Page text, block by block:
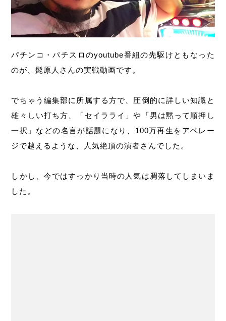
パチンコ・パチスロのyoutube番組の先駆けともなった
のが、髭原人さんの実戦動画です。
でちゃう編集部に所属する方で、圧倒的に詳しい知識と
雄々しい打ち方、「セイラライ」や「男は黙って順押し
一択」などの名言が話題になり、100万再生をアベレー
ジで越えるような、人気絶頂の演者さんでした。
しかし、今ではすっかり当時の人気は凋落してしまいま
した。